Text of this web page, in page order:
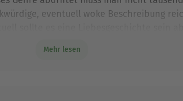
eventuell woke Beschreibung
Mehr lesen